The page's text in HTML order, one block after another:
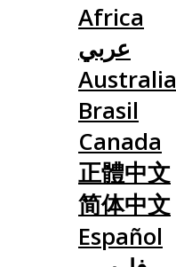
Africa
عربي
Australia
Brasil
Canada
正體中文
简体中文
Español